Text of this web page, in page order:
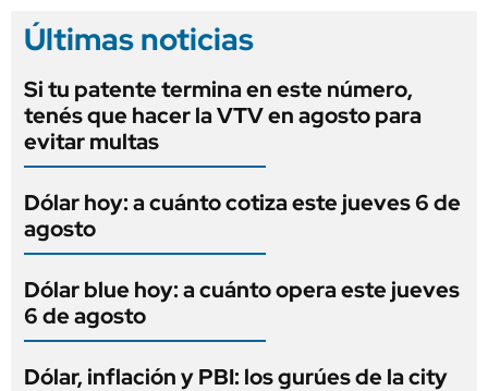
Últimas noticias
Si tu patente termina en este número,
tenés que hacer la VTV en agosto para
evitar multas
Dólar hoy: a cuánto cotiza este jueves 6 de
agosto
Dólar blue hoy: a cuánto opera este jueves
6 de agosto
Dólar, inflación y PBI: los gurúes de la city